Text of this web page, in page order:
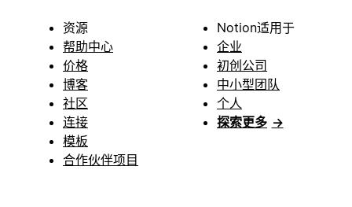
资源
帮助中心
价格
博客
社区
连接
模板
合作伙伴项目
Notion适用于
企业
初创公司
中小型团队
个人
探索更多 →